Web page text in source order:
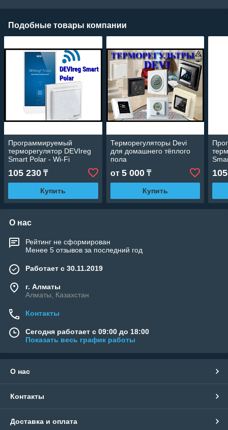
Подобные товары компании
Программируемый
терморегулятор DEVIreg
Smart Polar - Wi-Fi
105 230 ₸
Купить
Терморегуляторы Devi
для домашнего тёплого
пола
от 5 000₸
Купить
О нас
Рейтинг не сформирован
Менее 5 отзывов за последний год
Работает с 30.11.2019
г. Алматы
Алматы, Казахстан
Контакты
Сегодня работает с 09:00 до 18:00
Показать весь график работы
О нас
Контакты
Доставка и оплата